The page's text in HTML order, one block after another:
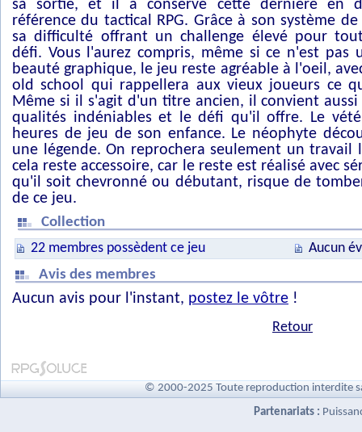
sa sortie, et il a conservé cette dernière en
référence du tactical RPG. Grâce à son système
sa difficulté offrant un challenge élevé pour
défi. Vous l'aurez compris, même si ce n'est pas
beauté graphique, le jeu reste agréable à l'oeil,
old school qui rappellera aux vieux joueurs ce
Même si il s'agit d'un titre ancien, il convient aussi
qualités indéniables et le défi qu'il offre. Le
heures de jeu de son enfance. Le néophyte
une légende. On reprochera seulement un travail
cela reste accessoire, car le reste est réalisé avec
qu'il soit chevronné ou débutant, risque de
de ce jeu.
Collection
22 membres possèdent ce jeu
Aucun
Avis des membres
Aucun avis pour l'instant, postez le vôtre !
Retour
© 2000-2025 Toute reproduction interdite
Partenariats :